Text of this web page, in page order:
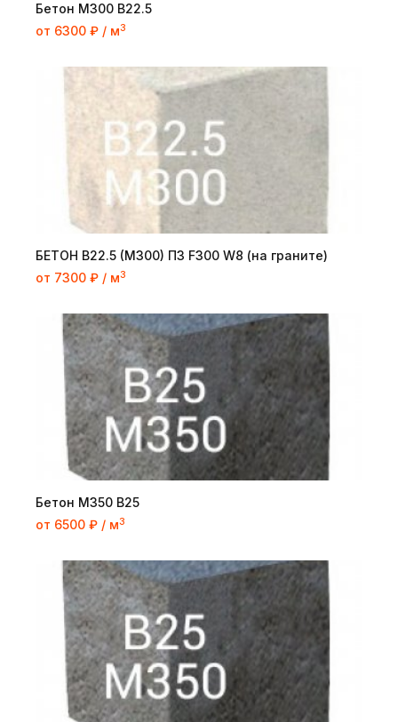
Бетон М300 В22.5
от 6300 ₽ / м3
БЕТОН B22.5 (M300) П3 F300 W8 (на граните)
от 7300 ₽ / м3
Бетон М350 В25
от 6500 ₽ / м3